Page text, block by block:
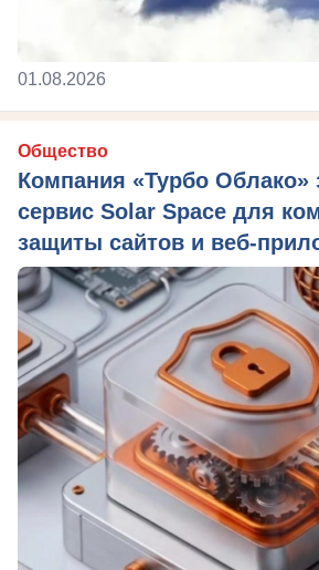
01.08.2026
Общество
Компания «Турбо Облако»
сервис Solar Space для
защиты сайтов и веб-